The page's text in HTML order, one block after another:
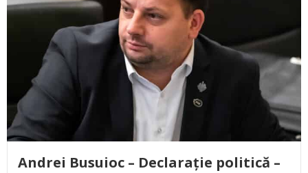
Andrei Busuioc – Declarație politică –